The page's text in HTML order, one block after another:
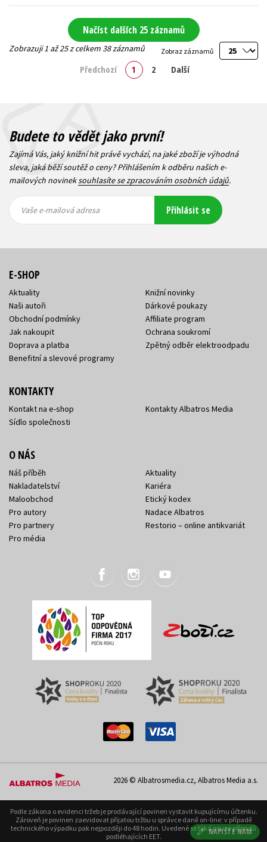
Načíst dalších 25 záznamů
Zobraz záznamů
Zobrazuji 1 až 25 z celkem 38 záznamů
Předchozí 1 2 Další
NAPIŠTE NÁM
Budete to vědět jako první!
Zajímá Vás, jaký knižní hit právě vychází, na jaké zboží je výhodná
sleva, jaká běží soutěž o ceny? Přihlášením k odběru našich e-
mailových novineksouhlasíte se zpracováním osobních údajů.
mailová
mailová
Vaše e-mailová adresa Přihlásit se
E-SHOP
Aktuality
Naši autoři
Obchodní podmínky
Jak nakoupit
Doprava a platba
Benefitní a slevové programy
Knižní novinky
Dárkové poukazy
Affiliate program
Ochrana soukromí
Zpětný odběr elektroodpadu
KONTAKTY
Kontakt na e-shop
Sídlo společnosti
Kontakty Albatros Media
O NÁS
Náš příběh
Nakladatelství
Maloobchod
Pro autory
Pro partnery
Pro média
Aktuality
Kariéra
Etický kodex
Nadace Albatros
Restorio – online antikvariát
2026 © Albatrosmedia.cz, Albatros Media a.s.
Podle zákona o evidenci tržeb je prodávající povinen vystavit kupujícímu účtenku.
Zároveň je povinen zaevidovat přijatou tržbu u správce daně on-line; v případě
technického výpadku pak nejpozději do 48 hodin. Uvedené se týká pouze případů
podléhajících EET.